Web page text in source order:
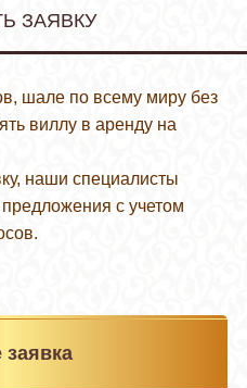
ЗАЯВКУ
шале по всему миру без
виллу в аренду на
наши специалисты
с учетом
заявка